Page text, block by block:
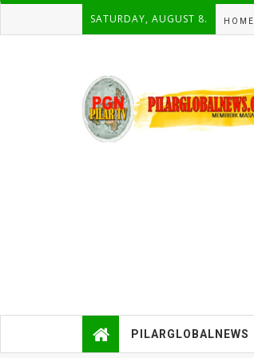
SATURDAY, AUGUST 8. HOME
PILARGLOBALNEWS